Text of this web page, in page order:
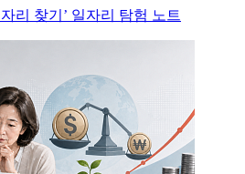
리 찾기’ 일자리 탐험 노트